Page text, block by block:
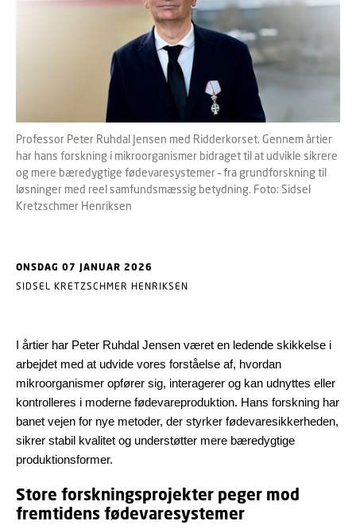
Professor Peter Ruhdal Jensen med Ridderkorset. Gennem årtier
har hans forskning i mikroorganismer bidraget til at udvikle sikrere
og mere bæredygtige fødevaresystemer – fra grundforskning til
løsninger med reel samfundsmæssig betydning. Foto: Sidsel
Kretzschmer Henriksen
ONSDAG 07 JANUAR 2026
SIDSEL KRETZSCHMER HENRIKSEN
I årtier har Peter Ruhdal Jensen været en ledende skikkelse i
arbejdet med at udvide vores forståelse af, hvordan
mikroorganismer opfører sig, interagerer og kan udnyttes eller
kontrolleres i moderne fødevareproduktion. Hans forskning har
banet vejen for nye metoder, der styrker fødevaresikkerheden,
sikrer stabil kvalitet og understøtter mere bæredygtige
produktionsformer.
Store forskningsprojekter peger mod
fremtidens fødevaresystemer